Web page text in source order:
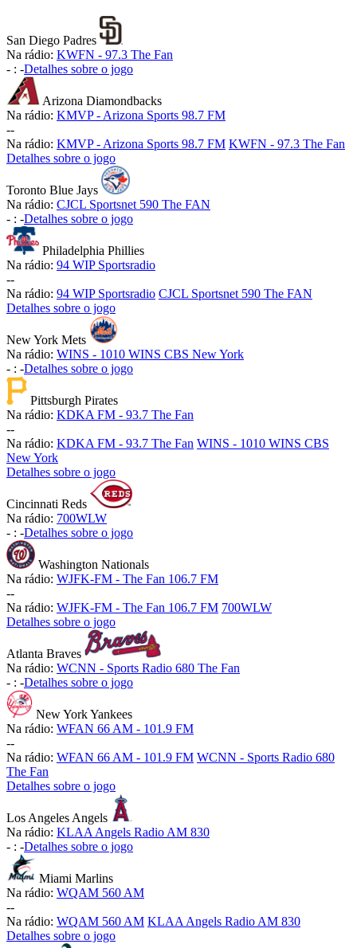
San Diego Padres
Na rádio: KWFN - 97.3 The Fan
- : -Detalhes sobre o jogo
Arizona Diamondbacks
Na rádio: KMVP - Arizona Sports 98.7 FM
--
Na rádio: KMVP - Arizona Sports 98.7 FM KWFN - 97.3 The Fan
Detalhes sobre o jogo
Toronto Blue Jays
Na rádio: CJCL Sportsnet 590 The FAN
- : -Detalhes sobre o jogo
Philadelphia Phillies
Na rádio: 94 WIP Sportsradio
--
Na rádio: 94 WIP Sportsradio CJCL Sportsnet 590 The FAN
Detalhes sobre o jogo
New York Mets
Na rádio: WINS - 1010 WINS CBS New York
- : -Detalhes sobre o jogo
Pittsburgh Pirates
Na rádio: KDKA FM - 93.7 The Fan
--
Na rádio: KDKA FM - 93.7 The Fan WINS - 1010 WINS CBS
New York
Detalhes sobre o jogo
Cincinnati Reds
Na rádio: 700WLW
- : -Detalhes sobre o jogo
Washington Nationals
Na rádio: WJFK-FM - The Fan 106.7 FM
--
Na rádio: WJFK-FM - The Fan 106.7 FM 700WLW
Detalhes sobre o jogo
Atlanta Braves
Na rádio: WCNN - Sports Radio 680 The Fan
- : -Detalhes sobre o jogo
New York Yankees
Na rádio: WFAN 66 AM - 101.9 FM
--
Na rádio: WFAN 66 AM - 101.9 FM WCNN - Sports Radio 680
The Fan
Detalhes sobre o jogo
Los Angeles Angels
Na rádio: KLAA Angels Radio AM 830
- : -Detalhes sobre o jogo
Miami Marlins
Na rádio: WQAM 560 AM
--
Na rádio: WQAM 560 AM KLAA Angels Radio AM 830
Detalhes sobre o jogo